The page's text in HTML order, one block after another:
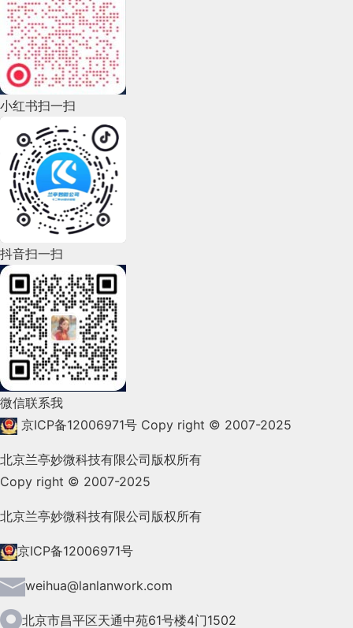
2022年11月(69)
2022年10月(51)
2022年9月(135)
2022年8月(60)
2022年7月(111)
2022年6月(162)
2022年5月(143)
2022年4月(86)
2022年3月(119)
2022年2月(53)
2022年1月(99)
2021年12月(105)
2021年9月(153)
2021年8月(147)
2021年7月(149)
2021年6月(157)
2021年5月(124)
小红书扫一扫
抖音扫一扫
微信联系我
京ICP备12006971号 Copy right © 2007-2025
北京兰亭妙微科技有限公司版权所有
Copy right © 2007-2025
北京兰亭妙微科技有限公司版权所有
京ICP备12006971号
weihua@lanlanwork.com
北京市昌平区天通中苑61号楼4门1502